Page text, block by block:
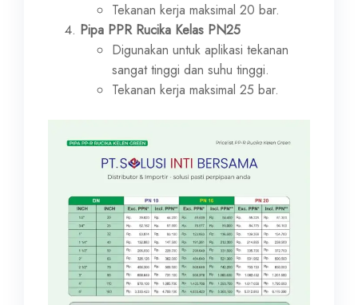
Tekanan kerja maksimal 20 bar.
Pipa PPR Rucika Kelas PN25
Digunakan untuk aplikasi tekanan
sangat tinggi dan suhu tinggi.
Tekanan kerja maksimal 25 bar.